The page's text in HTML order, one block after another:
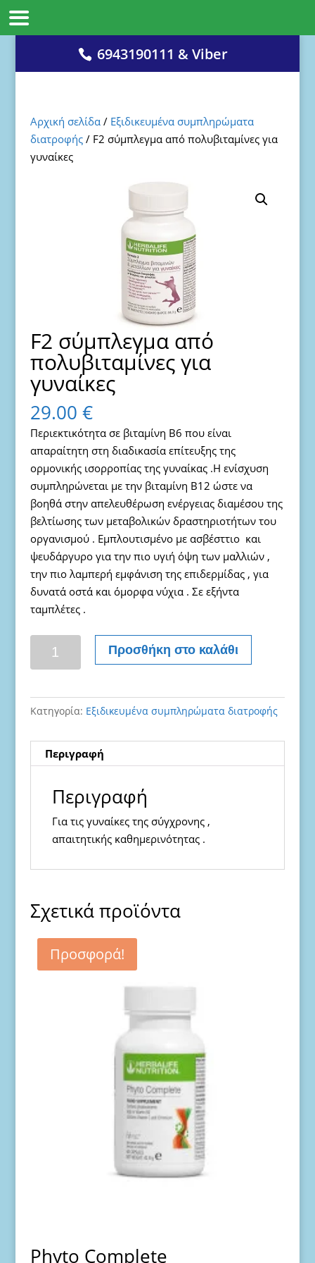
6943190111 & Viber
Αρχική σελίδα/ Eξιδικευμένα συμπληρώματα
διατροφής/ F2 σύμπλεγμα από πολυβιταμίνες για
γυναίκες
F2 σύμπλεγμα από
πολυβιταμίνες για
γυναίκες
29.00 €
Περιεκτικότητα σε βιταμίνη Β6 που είναι
απαραίτητη στη διαδικασία επίτευξης της
ορμονικής ισορροπίας της γυναίκας .Η ενίσχυση
συμπληρώνεται με την βιταμίνη Β12 ώστε να
βοηθά στην απελευθέρωση ενέργειας διαμέσου της
βελτίωσης των μεταβολικών δραστηριοτήτων του
οργανισμού . Εμπλουτισμένο με ασβέσττιο και
ψευδάργυρο για την πιο υγιή όψη των μαλλιών ,
την πιο λαμπερή εμφάνιση της επιδερμίδας , για
δυνατά οστά και όμορφα νύχια . Σε εξήντα
ταμπλέτες .
σύμπλεγμα
πολυβιταμίνες
για
ποσότητα
Προσθήκη στο καλάθι
Κατηγορία: Eξιδικευμένα συμπληρώματα διατροφής
Περιγραφή
Περιγραφή
Για τις γυναίκες της σύγχρονης ,
απαιτητικής καθημερινότητας .
Σχετικά προϊόντα
Προσφορά!
Phyto Complete